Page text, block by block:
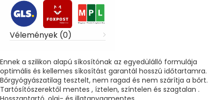
Vélemények (0)
Ennek a szilikon alapú síkosítónak az egyedülálló formulája
optimális és kellemes síkosítást garantál hosszú időtartamra.
Bőrgyógyászatilag tesztelt, nem ragad és nem szárítja a bőrt.
Tartósítószerektől mentes , íztelen, színtelen és szagtalan .